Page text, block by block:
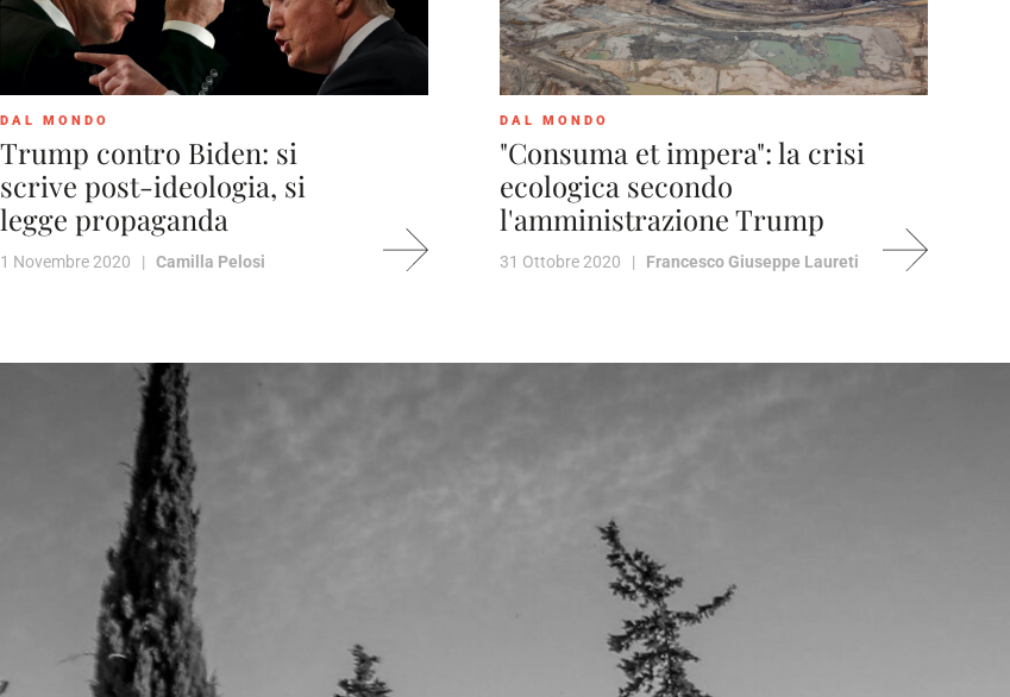
DAL MONDO
Trump contro Biden: si
scrive post-ideologia, si
legge propaganda
1 Novembre 2020 | Camilla Pelosi
DAL MONDO
"Consuma et impera": la crisi
ecologica secondo
l'amministrazione Trump
31 Ottobre 2020 | Francesco Giuseppe Laureti